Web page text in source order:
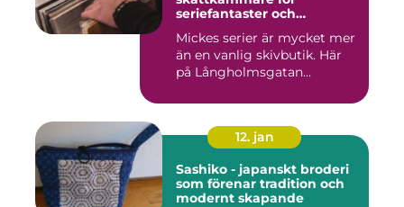
seriefantaster och
Mickes serier är mycket mer
än en vanlig skivbutik. Här
på Långholmsgatan...
12. jan
Sashiko - japanskt broderi
som förenar tradition och
modernt skapande